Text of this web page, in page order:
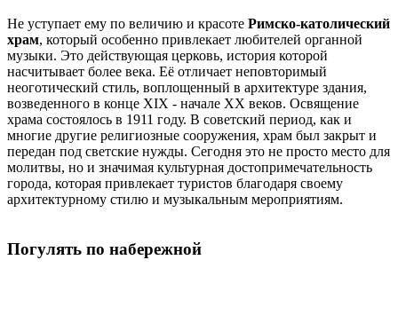
Не уступает ему по величию и красоте Римско-католический
храм, который особенно привлекает любителей органной
музыки. Это действующая церковь, история которой
насчитывает более века. Её отличает неповторимый
неоготический стиль, воплощенный в архитектуре здания,
возведенного в конце XIX - начале XX веков. Освящение
храма состоялось в 1911 году. В советский период, как и
многие другие религиозные сооружения, храм был закрыт и
передан под светские нужды. Сегодня это не просто место для
молитвы, но и значимая культурная достопримечательность
города, которая привлекает туристов благодаря своему
архитектурному стилю и музыкальным мероприятиям.
Погулять по набережной